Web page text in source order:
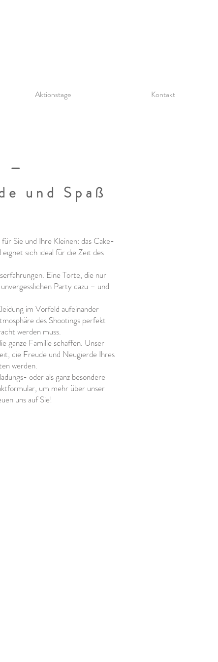
Aktionstage Kontakt
–
und Spaß
Sie und Ihre Kleinen: das Cake-
sich ideal für die Zeit des
Eine Torte, die nur
Party dazu – und
im Vorfeld aufeinander
des Shootings perfekt
werden muss.
ganze Familie schaffen. Unser
die Freude und Neugierde Ihres
werden.
oder als ganz besondere
um mehr über unser
uns auf Sie!